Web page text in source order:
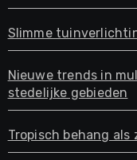
Slimme
Nieuwe trends in
stedelijke gebieden
Tropisch behang als